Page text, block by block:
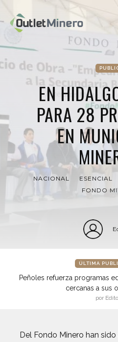
EN
PARA 28
EN
NACIONAL ESENCIAL
FONDO
ÚLTIMA
Peñoles refuerza programas
cercanas a sus
por
Del Fondo Minero han